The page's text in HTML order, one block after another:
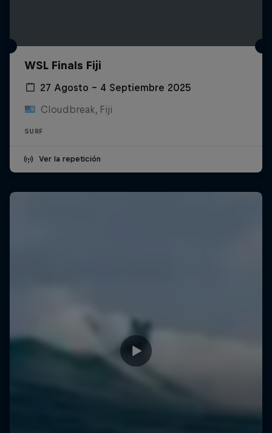
WSL Finals Fiji
27 Agosto – 4 Septiembre 2025
Cloudbreak, Fiji
SURF
Ver la repetición